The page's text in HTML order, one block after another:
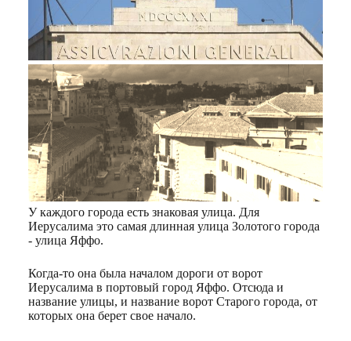
У каждого города есть знаковая улица. Для
Иерусалима это самая длинная улица Золотого города
- улица Яффо.
Когда-то она была началом дороги от ворот
Иерусалима в портовый город Яффо. Отсюда и
название улицы, и название ворот Старого города, от
которых она берет свое начало.